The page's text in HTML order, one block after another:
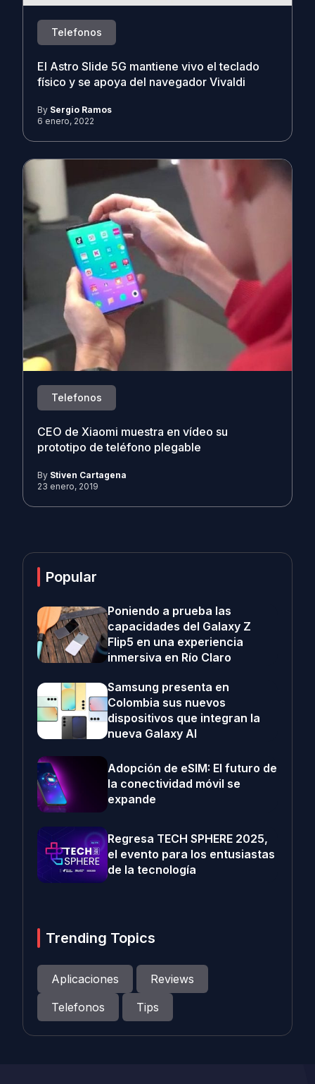
Telefonos
El Astro Slide 5G mantiene vivo el teclado
físico y se apoya del navegador Vivaldi
By Sergio Ramos
6 enero, 2022
Telefonos
CEO de Xiaomi muestra en vídeo su
prototipo de teléfono plegable
By Stiven Cartagena
23 enero, 2019
Popular
Poniendo a prueba las
capacidades del Galaxy Z
Flip5 en una experiencia
inmersiva en Río Claro
Samsung presenta en
Colombia sus nuevos
dispositivos que integran la
nueva Galaxy AI
Adopción de eSIM: El futuro de
la conectividad móvil se
expande
Regresa TECH SPHERE 2025,
el evento para los entusiastas
de la tecnología
Trending Topics
Aplicaciones
Reviews
Telefonos
Tips